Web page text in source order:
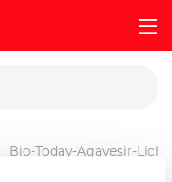
Bio-Today-Agavesir-